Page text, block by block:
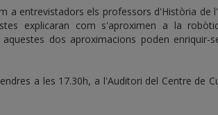
a entrevistadors els professors d'Història de
explicaran com s'aproximen a la
dos aproximacions poden enriquir-
a les 17.30h, a l'Auditori del Centre de